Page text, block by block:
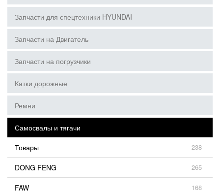
Запчасти для спецтехники HYUNDAI
Запчасти на Двигатель
Запчасти на погрузчики
Катки дорожные
Ремни
Самосвалы и тягачи
Товары
238
DONG FENG 265
FAW 168